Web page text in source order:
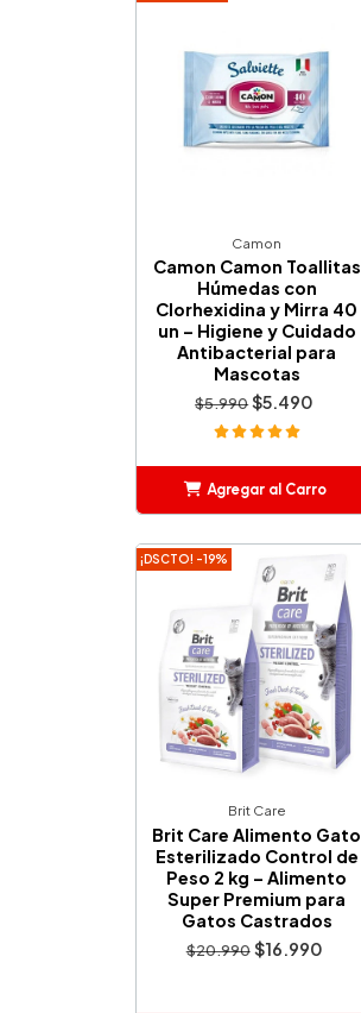
Camon
Camon Camon Toallitas
Húmedas con
Clorhexidina y Mirra 40
un – Higiene y Cuidado
Antibacterial para
Mascotas
$5.990$5.490
Agregar al Carro
¡DSCTO! -19%
Brit Care
Brit Care Alimento Gato
Esterilizado Control de
Peso 2 kg – Alimento
Super Premium para
Gatos Castrados
$20.990 $16.990